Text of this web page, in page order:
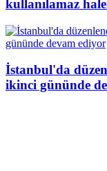
kullanılamaz
İstanbul'da
ikinci gününde